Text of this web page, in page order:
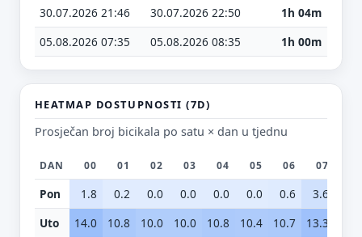
30.07.2026 21:46
30.07.2026 22:50
1h 04m
05.08.2026 07:35
05.08.2026 08:35 1h 00m
HEATMAP DOSTUPNOSTI (7D)
Prosječan broj bicikala po satu × dan u tjednu
DAN 00 01 02 03 04 05 06 07
Pon 1.8 0.2 0.0 0.0 0.0 0.0 0.6 3.6
Uto
14.0 10.8 10.0 10.0 10.8 10.4 10.7 13.3